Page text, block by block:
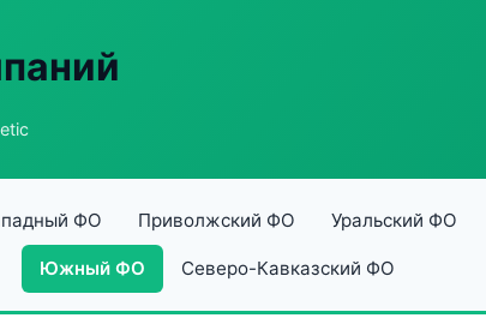
ФО Приволжский ФО Уральский ФО
Южный ФО Северо-Кавказский ФО